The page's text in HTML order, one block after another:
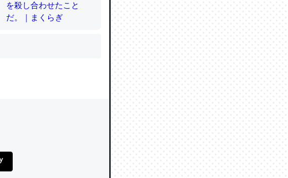
充電中かが分かるのでこ
ニケーションが劇的に変化し